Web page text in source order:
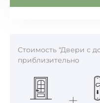
Стоимость “Двери с
приблизительно